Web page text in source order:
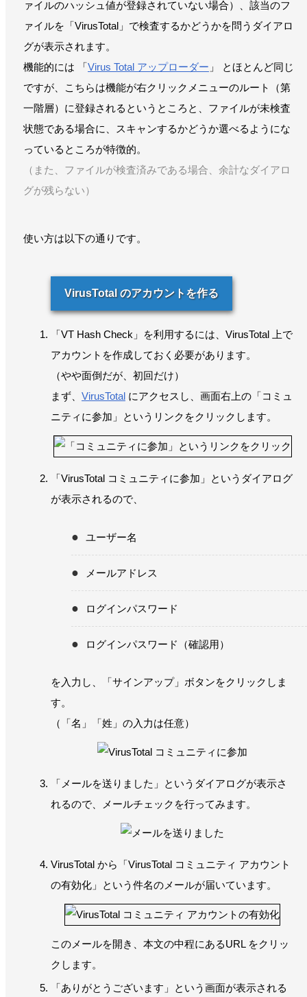
ァイルのハッシュ値が登録されていない場合）、該当のフ
ァイルを「VirusTotal」で検査するかどうかを問うダイアロ
グが表示されます。
機能的には 「Virus Total アップローダー 」 とほとんど同じ
ですが、こちらは機能が右クリックメニューのルート（第
一階層）に登録されるというところと、ファイルが未検査
状態である場合に、スキャンするかどうか選べるようにな
っているところが特徴的。
（また、ファイルが検査済みである場合、余計なダイアロ
グが残らない）
使い方は以下の通りです。
VirusTotal のアカウントを作る
「VT Hash Check」を利用するには、VirusTotal 上で
アカウントを作成しておく必要があります。
（やや面倒だが、初回だけ）
まず、 VirusTotal にアクセスし、画面右上の「コミュ
ニティに参加」というリンクをクリックします。
「VirusTotal コミュニティに参加」というダイアログ
が表示されるので、
ユーザー名
メールアドレス
ログインパスワード
ログインパスワード（確認用）
を入力し、「サインアップ」ボタンをクリックしま
す。
（「名」「姓」の入力は任意）
「メールを送りました」というダイアログが表示さ
れるので、メールチェックを行ってみます。
VirusTotal から「VirusTotal コミュニティ アカウント
の有効化」という件名のメールが届いています。
このメールを開き、本文の中程にあるURL をクリッ
クします。
「ありがとうございます」という画面が表示される